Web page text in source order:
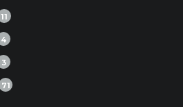
11
4
3
71